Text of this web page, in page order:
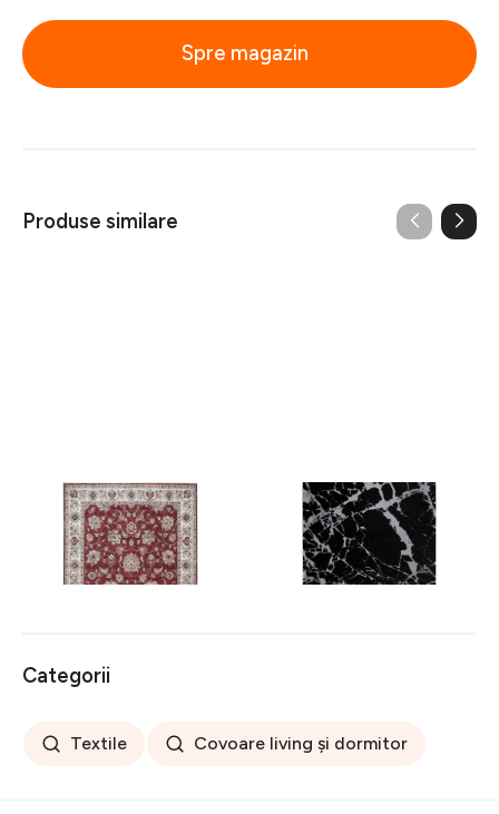
Spre magazin
Produse similare
Covor rezistent Eko, ALT
05 - Red, Ivory, 100%
poliester, 80 x 150 cm
256 lei
Covor rezistent SM 21 -
Black, Silver XW, 80x300
441 lei
Categorii
Textile Covoare living și dormitor